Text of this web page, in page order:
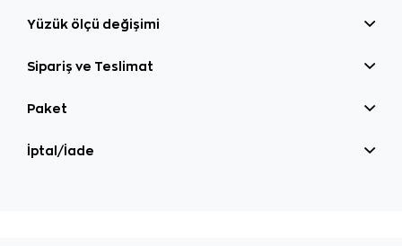
Yüzük ölçü değişimi
Sipariş ve Teslimat
Paket
İptal/İade